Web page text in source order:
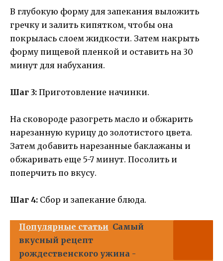
В глубокую форму для запекания выложить
гречку и залить кипятком, чтобы она
покрылась слоем жидкости. Затем накрыть
форму пищевой пленкой и оставить на 30
минут для набухания.
Шаг 3: Приготовление начинки.
На сковороде разогреть масло и обжарить
нарезанную курицу до золотистого цвета.
Затем добавить нарезанные баклажаны и
обжаривать еще 5-7 минут. Посолить и
поперчить по вкусу.
Шаг 4: Сбор и запекание блюда.
Популярные статьи Самый
вкусный рецепт
рождественского ужина -